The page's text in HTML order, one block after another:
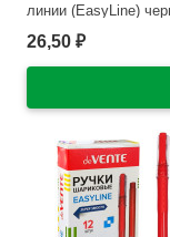
линии (EasyLine)
В наличии
26,50 ₽